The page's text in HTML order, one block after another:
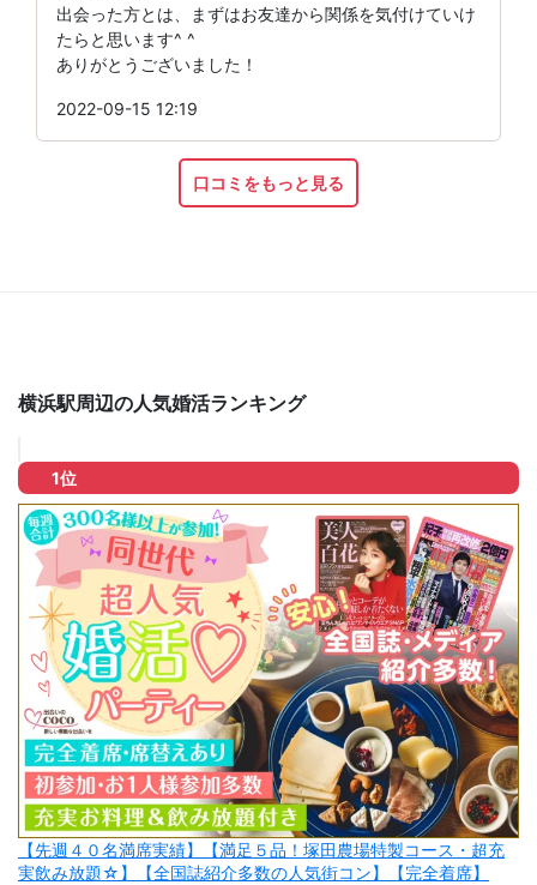
出会った方とは、まずはお友達から関係を気付けていけ
たらと思います^ ^
ありがとうございました！
2022-09-15 12:19
口コミをもっと見る
横浜駅周辺の人気婚活ランキング
1位
【先週４０名満席実績】【満足５品！塚田農場特製コース・超充
実飲み放題☆】【全国誌紹介多数の人気街コン】【完全着席】